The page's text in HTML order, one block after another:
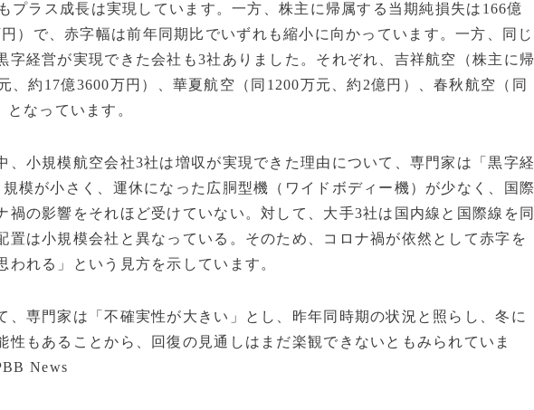
プラス成長は実現しています。一方、株主に帰属する当期純損失は166億
）で、赤字幅は前年同期比でいずれも縮小に向かっています。一方、同じ
字経営が実現できた会社も3社ありました。それぞれ、吉祥航空（株主に帰
、約17億3600万円）、華夏航空（同1200万元、約2億円）、春秋航空（同
となっています。
小規模航空会社3社は増収が実現できた理由について、専門家は「黒字経
模が小さく、運休になった広胴型機（ワイドボディー機）が少なく、国際
禍の影響をそれほど受けていない。対して、大手3社は国内線と国際線を同
置は小規模会社と異なっている。そのため、コロナ禍が依然として赤字を
われる」という見方を示しています。
専門家は「不確実性が大きい」とし、昨年同時期の状況と照らし、冬に
性もあることから、回復の見通しはまだ楽観できないともみられていま
News